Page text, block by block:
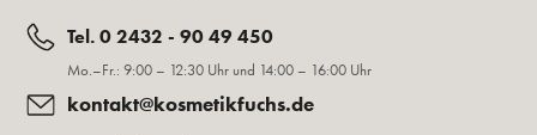
Tel. 0 2432 - 90 49 450
Mo.–Fr.: 9:00 – 12:30 Uhr und 14:00 – 16:00 Uhr
kontakt@kosmetikfuchs.de